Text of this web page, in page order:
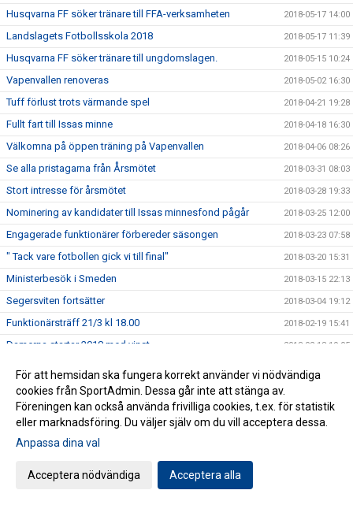
Husqvarna FF söker tränare till FFA-verksamheten 2018-05-17 14:00
Landslagets Fotbollsskola 2018 2018-05-17 11:39
Husqvarna FF söker tränare till ungdomslagen. 2018-05-15 10:24
Vapenvallen renoveras 2018-05-02 16:30
Tuff förlust trots värmande spel 2018-04-21 19:28
Fullt fart till Issas minne 2018-04-18 16:30
Välkomna på öppen träning på Vapenvallen 2018-04-06 08:26
Se alla pristagarna från Årsmötet 2018-03-31 08:03
Stort intresse för årsmötet 2018-03-28 19:33
Nominering av kandidater till Issas minnesfond pågår 2018-03-25 12:00
Engagerade funktionärer förbereder säsongen 2018-03-23 07:58
" Tack vare fotbollen gick vi till final" 2018-03-20 15:31
Ministerbesök i Smeden 2018-03-15 22:13
Segersviten fortsätter 2018-03-04 19:12
Funktionärsträff 21/3 kl 18.00 2018-02-19 15:41
Damerna startar 2018 med vinst 2018-02-18 19:05
Ungdomstränare på utbildning i Spanien
Information om Issas minnesfond 2018-02-14 07:15
2017 i bilder och (lite) text
För att hemsidan ska fungera korrekt använder vi nödvändiga
cookies från SportAdmin. Dessa går inte att stänga av.
Föreningen kan också använda frivilliga cookies, t.ex. för statistik
eller marknadsföring. Du väljer själv om du vill acceptera dessa.
Anpassa dina val
Acceptera nödvändiga Acceptera alla